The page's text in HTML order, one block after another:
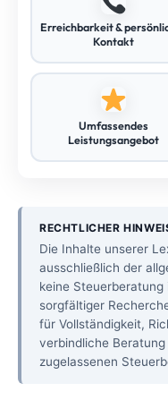
Erreichbarkeit &
Kontakt
Umfassendes
Leistungsangebot
RECHTLICHER
Die Inhalte unserer
ausschließlich der
keine Steuerberatung
sorgfältiger
für Vollständigkeit,
verbindliche
zugelassenen